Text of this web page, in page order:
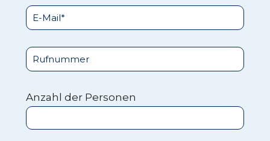
Anzahl der Personen